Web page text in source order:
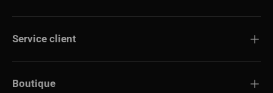
Service client
Boutique